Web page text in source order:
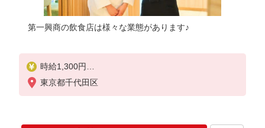
第一興商の飲食店は様々な業態があります♪
時給1,300円
※給与幅は経験・能力による
東京都千代田区